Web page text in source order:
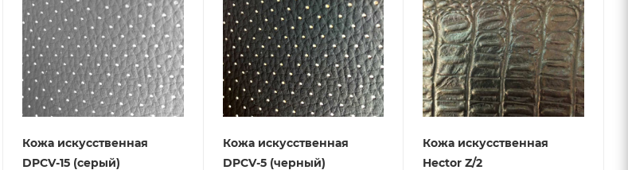
Кожа искусственная
DPCV-15 (серый)
Кожа искусственная
DPCV-5 (черный)
Кожа искусственная
Hector Z/2